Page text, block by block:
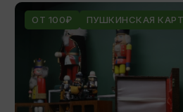
ОТ 100₽ ПУШКИНСКАЯ